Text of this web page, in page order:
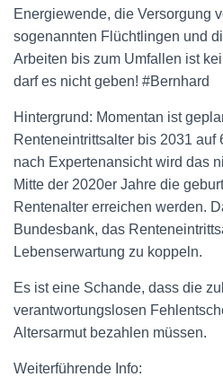
Energiewende, die Versorgung
sogenannten Flüchtlingen und
Arbeiten bis zum Umfallen ist
darf es nicht geben! #Bernhard
Hintergrund: Momentan ist
Renteneintrittsalter bis 2031 auf
nach Expertenansicht wird das
Mitte der 2020er Jahre die
Rentenalter erreichen werden.
Bundesbank, das
Lebenserwartung zu koppeln.
Es ist eine Schande, dass die
verantwortungslosen
Altersarmut bezahlen müssen.
Weiterführende Info: